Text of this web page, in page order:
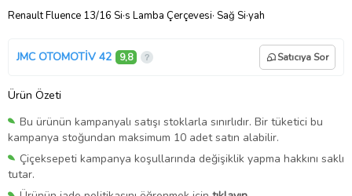
Renault Fluence 13/16 Si·s Lamba Çerçevesi· Sağ Si·yah
JMC OTOMOTİV 42 9,8 Satıcıya Sor
Ürün Özeti
Bu ürünün kampanyalı satışı stoklarla sınırlıdır. Bir tüketici bu
kampanya stoğundan maksimum 10 adet satın alabilir.
Çiçeksepeti kampanya koşullarında değişiklik yapma hakkını saklı
tutar.